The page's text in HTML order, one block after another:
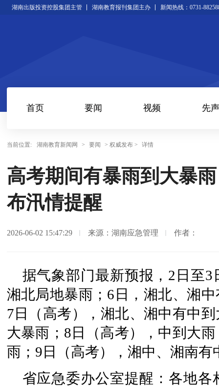
湖南出版投资控股集团主管 湖南教育报刊集团主办 新闻热线：0731-
首页 要闻 视频 先声
当前位置: 湖南教育新闻网 > 要闻 > 权威发布 > 详情
高考期间有暴雨到大暴
布汛情提醒
2026-06-02 15:47:29 来源：湖南应急管理 作者：
据气象部门最新预报，2日至
湘北局地暴雨；6日，湘北、湘
7日（高考），湘北、湘中有中
大暴雨；8日（高考），中到大
雨；9日（高考），湘中、湘南
省应急委办公室提醒：各地